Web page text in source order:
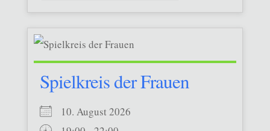
Spielkreis der Frauen
10. August 2026